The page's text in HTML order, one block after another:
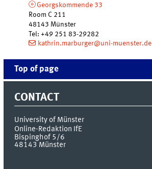
Georgskommende 33
Room C 211
48143 Münster
Tel:+49 251 83-29282
kathrin.marburger@uni-muenster.de
Top of page
CONTACT
University of Münster
Online-Redaktion IfE
Bispinghof 5/6
48143 Münster